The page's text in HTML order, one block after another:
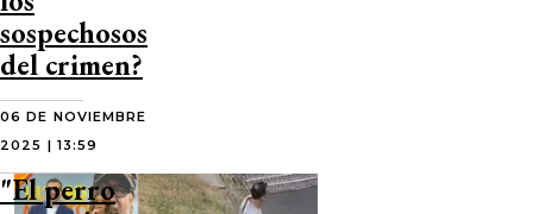
sospechosos
del crimen?
06 DE NOVIEMBRE
2025 | 13:59
"El perro